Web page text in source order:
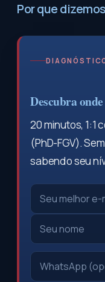
Por que
Descubra
20 minutos, 1:1
(PhD-FGV).
sabendo seu